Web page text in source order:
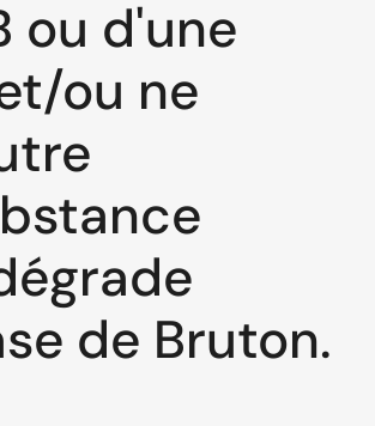
ou d'une
ou ne
de Bruton.